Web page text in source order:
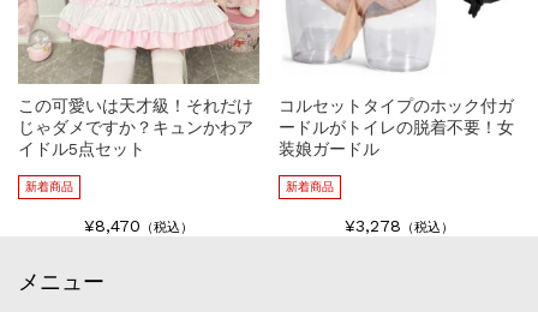
この可愛いは天才級！それだけ
じゃダメですか？キュンかわア
イドル5点セット
新着商品
¥8,470 （税込）
コルセットタイプのホック付ガ
ードルがトイレの脱着不要！女
装娘ガードル
新着商品
¥3,278 （税込）
メニュー